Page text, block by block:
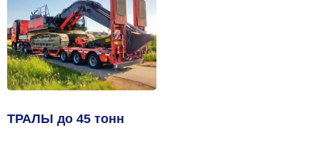
ТРАЛЫ до 45 тонн